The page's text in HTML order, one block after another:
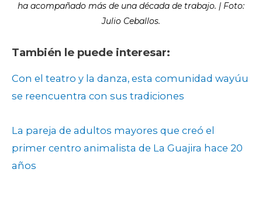
ha acompañado más de una década de trabajo. | Foto:
Julio Ceballos.
También le puede interesar:
Con el teatro y la danza, esta comunidad wayúu
se reencuentra con sus tradiciones
La pareja de adultos mayores que creó el
primer centro animalista de La Guajira hace 20
años